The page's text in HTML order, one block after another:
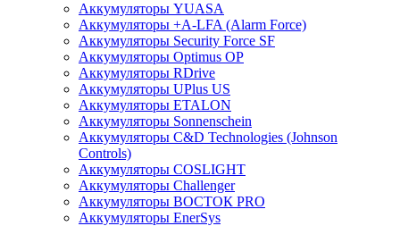
Аккумуляторы YUASA
Аккумуляторы +A-LFA (Alarm Force)
Аккумуляторы Security Force SF
Аккумуляторы Optimus OP
Аккумуляторы RDrive
Аккумуляторы UPlus US
Аккумуляторы ETALON
Аккумуляторы Sonnenschein
Аккумуляторы С&D Technologies (Johnson
Controls)
Аккумуляторы COSLIGHT
Аккумуляторы Challenger
Аккумуляторы ВОСТОК PRO
Аккумуляторы EnerSys